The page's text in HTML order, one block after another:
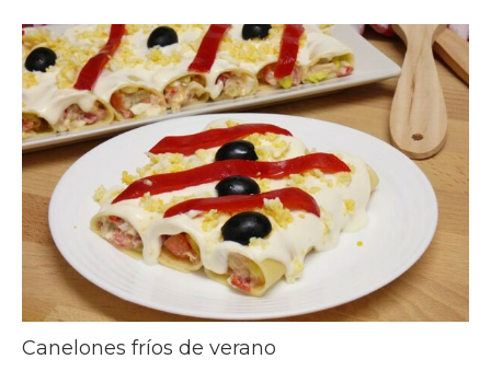
Canelones fríos de verano